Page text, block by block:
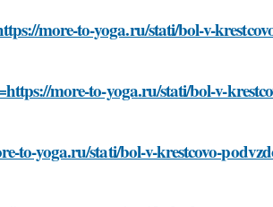
more-to-yoga.ru/stati/bol-v-
more-to-yoga.ru/stati/bol-v-
to-yoga.ru/stati/bol-v-krestcovo-